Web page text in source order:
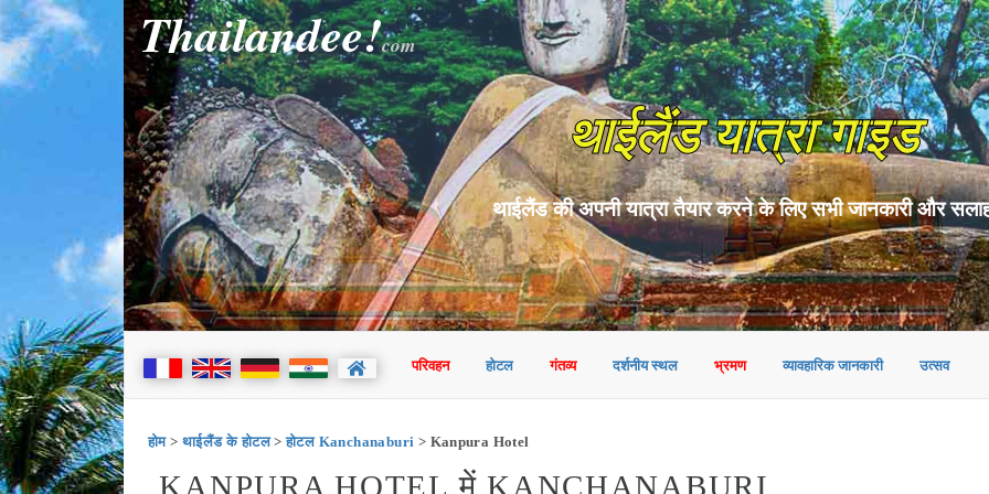
Thailandee!com
थाईलैंड यात्रा गाइड
थाईलैंड की अपनी यात्रा तैयार करने के लिए सभी जानकारी और
परिवहन होटल गंतव्य दर्शनीय स्थल भ्रमण व्यावहारिक जानकारी उत्सव
होम>थाईलैंड के होटल>होटल Kanchanaburi > Kanpura Hotel
KANPURA HOTEL में KANCHANABURI